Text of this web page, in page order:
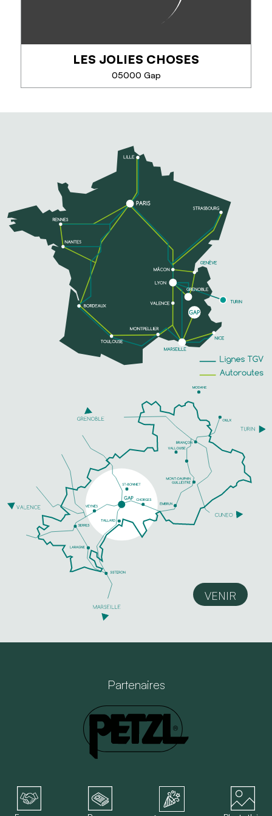
TÉLÉPHONE
EN SAVOIR PLUS
LES JOLIES CHOSES
05000 Gap
univers d'artisanat local.
Nos créateurs sont en effervescence pour vous
faire découvrir leur savoir-faire. Les Jolies Choses
c'est un...
EN SAVOIR PLUS
VENIR
Partenaires